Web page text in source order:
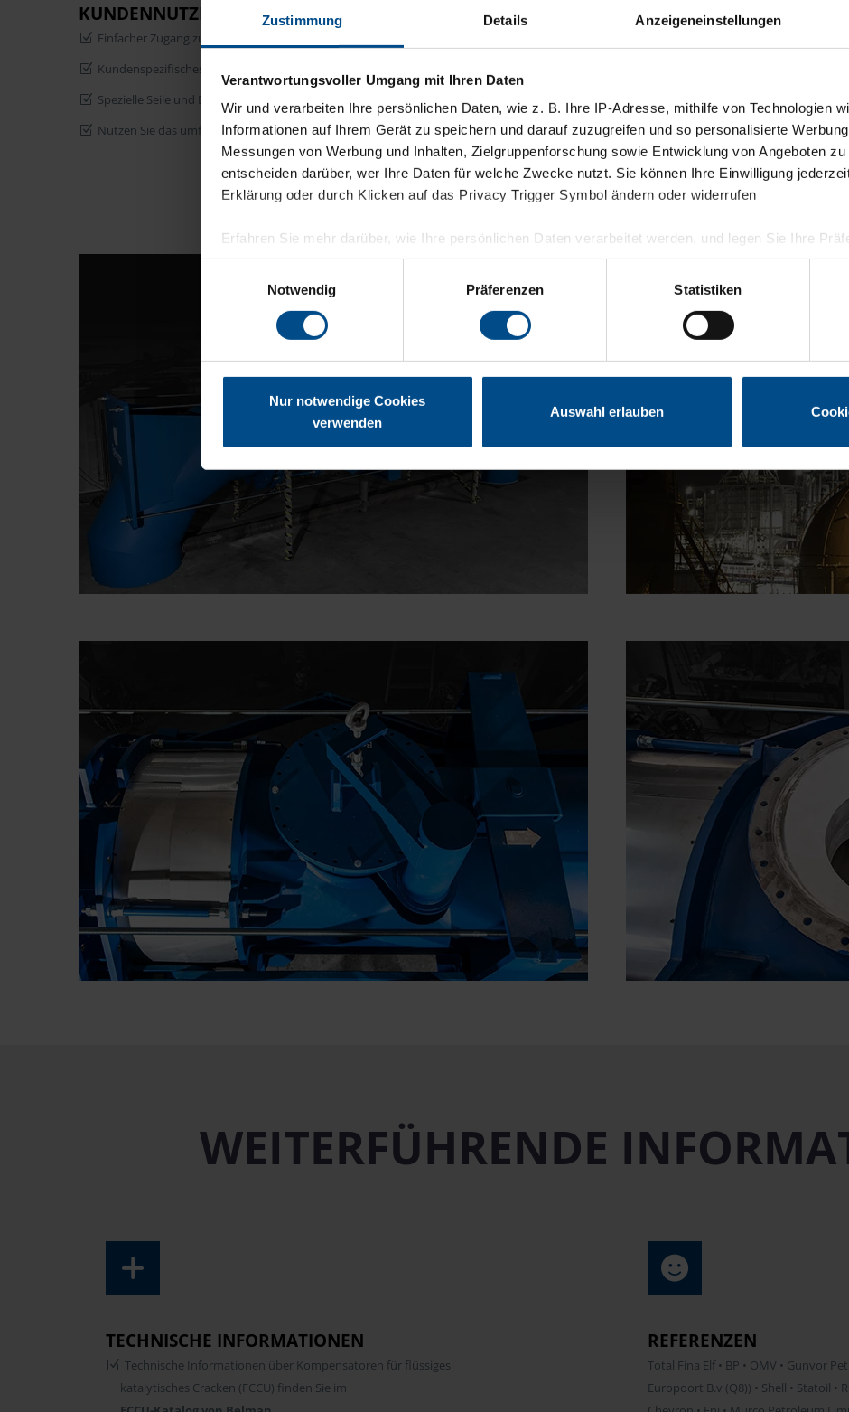
Zustimmung Details Anzeigeneinstellungen
Verantwortungsvoller Umgang mit Ihren Daten
Wir und verarbeiten Ihre persönlichen Daten, wie z. B. Ihre IP-Adresse, mithilfe von Technologien
Informationen auf Ihrem Gerät zu speichern und darauf zuzugreifen und so personalisierte
Messungen von Werbung und Inhalten, Zielgruppenforschung sowie Entwicklung von Angeboten
entscheiden darüber, wer Ihre Daten für welche Zwecke nutzt. Sie können Ihre Einwilligung
Erklärung oder durch Klicken auf das Privacy Trigger Symbol ändern oder widerrufen
Erfahren Sie mehr darüber, wie Ihre persönlichen Daten verarbeitet werden, und legen Sie Ihre
Wir verwenden Cookies, um Inhalte und Anzeigen zu personalisieren, Funktionen für soziale
Website an unsere Partner für soziale Medien, Werbung und Analysen weiter. Unsere Partner
Notwendig
Präferenzen Statistiken
Nur notwendige Cookies
verwenden
Auswahl erlauben
KUNDENNUTZEN
Einfacher Zugang zum Innenbereich von Kompensator und Rohrleitung
Kundenspezifisches Mannloch – leicht zu öffnen
Spezielle Seile und Dämmung verhindern das Absetzen kleiner Partikel
Nutzen Sie das umfangreiche Fachwissen eines erfahrenen Herstellers.
WEITERFÜHRENDE
TECHNISCHE INFORMATIONEN
Technische Informationen über Kompensatoren für flüssiges
katalytisches Cracken (FCCU) finden Sie im
REFERENZEN
Total Fina Elf • BP • OMV • Gunvor
Europoort B.v (Q8)) • Shell • Statoil •